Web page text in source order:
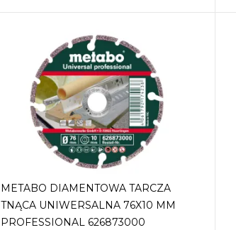
METABO DIAMENTOWA TARCZA
TNĄCA UNIWERSALNA 76X10 MM
PROFESSIONAL 626873000